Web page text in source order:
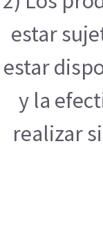
estar
estar
y la
realizar